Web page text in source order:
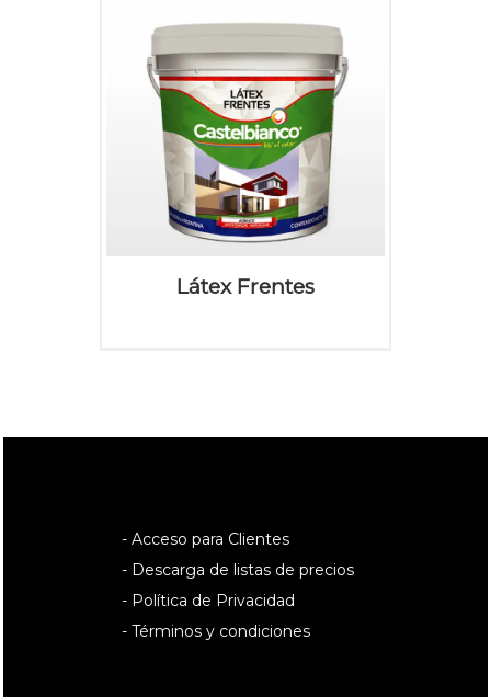
Látex Frentes
- Acceso para Clientes
- Descarga de listas de precios
- Política de Privacidad
- Términos y condiciones